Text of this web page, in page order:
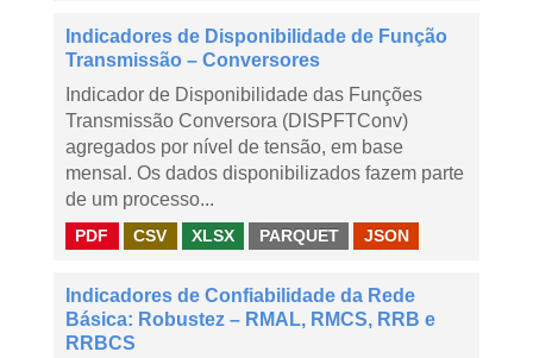
Indicadores de Disponibilidade de Função
Transmissão – Conversores
Indicador de Disponibilidade das Funções
Transmissão Conversora (DISPFTConv)
agregados por nível de tensão, em base
mensal. Os dados disponibilizados fazem parte
de um processo...
PDF CSV XLSX PARQUET JSON
Indicadores de Confiabilidade da Rede
Básica: Robustez – RMAL, RMCS, RRB e
RRBCS